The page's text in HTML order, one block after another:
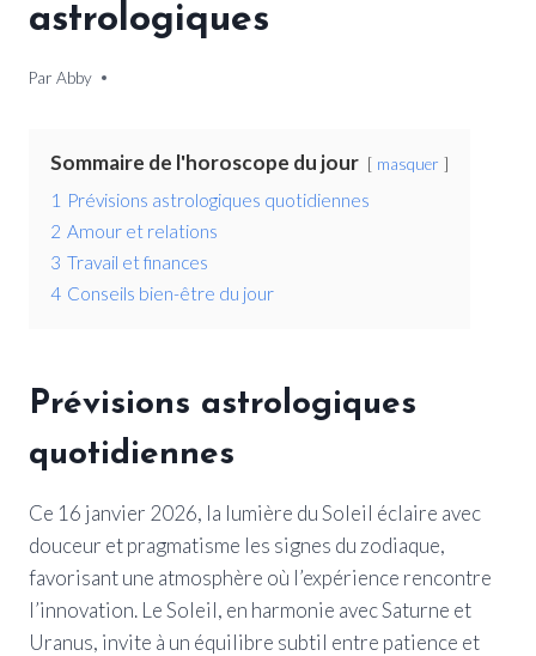
astrologiques
Par Abby
16 janvier 2026
Sommaire de l'horoscope du jour masquer
1 Prévisions astrologiques quotidiennes
2 Amour et relations
3 Travail et finances
4 Conseils bien-être du jour
Prévisions astrologiques
quotidiennes
Ce 16 janvier 2026, la lumière du Soleil éclaire avec
douceur et pragmatisme les signes du zodiaque,
favorisant une atmosphère où l’expérience rencontre
l’innovation. Le Soleil, en harmonie avec Saturne et
Uranus, invite à un équilibre subtil entre patience et